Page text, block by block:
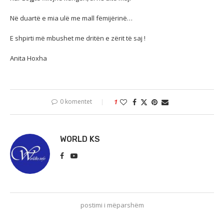
Në duartë e mia ulë me mall fëmijërinë…
E shpirti më mbushet me dritën e zërit të saj !
Anita Hoxha
0 komentet 1
WORLD KS
postimi i mëparshëm